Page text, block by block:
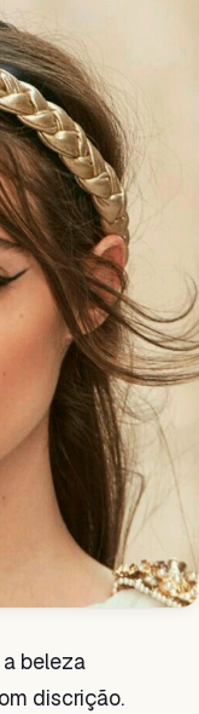
beleza
discrição.